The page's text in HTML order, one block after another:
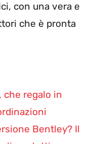
con una vera e
che è pronta
che regalo in
Bentley? Il